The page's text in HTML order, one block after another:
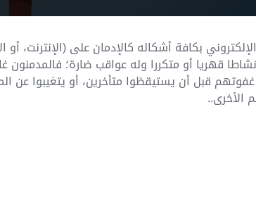
بكافة أشكاله كالإدمان على (الإنترنت،
قهريا أو متكررا وله عواقب ضارة؛ فالمدمنون
قبل أن يستيقظوا متأخرين، أو يتغيبوا عن
الأخرى..